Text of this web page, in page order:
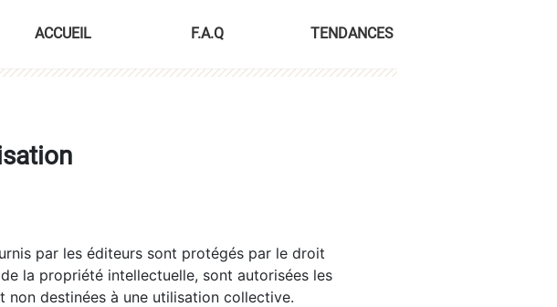
ACCUEIL F.A.Q TENDANCES
par les éditeurs sont protégés par le droit
la propriété intellectuelle, sont autorisées les
destinées à une utilisation collective.